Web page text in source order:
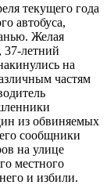
текущего года
автобуса,
Желая
37-летний
на
частям
из обвиняемых
сообщники
на улице
местного
и избили.